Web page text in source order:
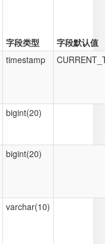
字段类型
字段默认值
timestamp
bigint(20)
bigint(20)
varchar(10)